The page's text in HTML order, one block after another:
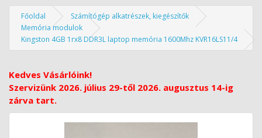
Főoldal
Számítógép alkatrészek, kiegészítők
Memória modulok
Kingston 4GB 1rx8 DDR3L laptop memória 1600Mhz KVR16LS11/4
Kedves Vásárlóink!
Szervizünk 2026. július 29-től 2026. augusztus 14-ig
zárva tart.